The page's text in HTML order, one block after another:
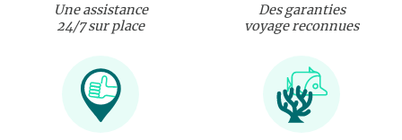
Une assistance
24/7 sur place
Des garanties
voyage reconnues